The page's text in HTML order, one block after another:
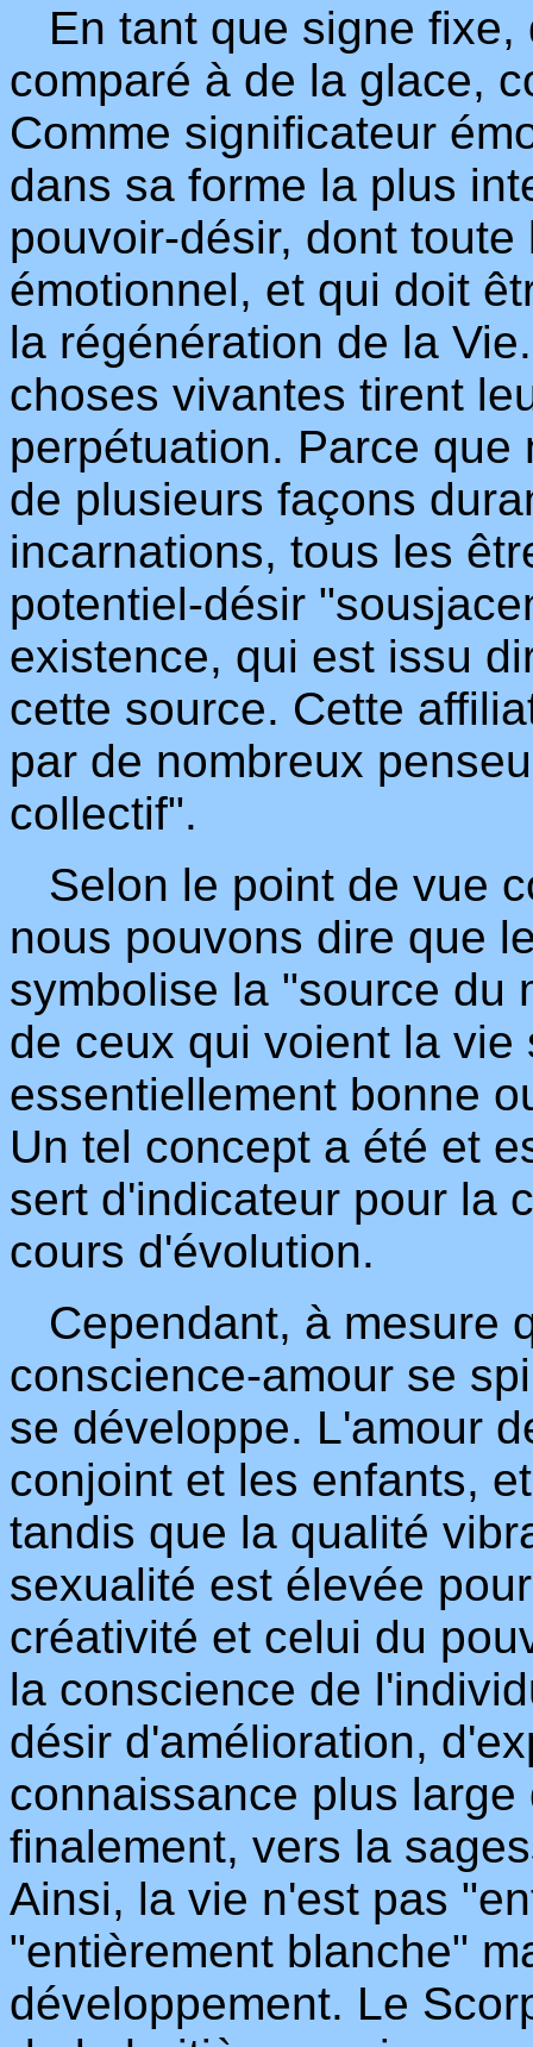
En tant que signe fixe,
comparé à de la glace,
Comme significateur
dans sa forme la plus
pouvoir-désir, dont
émotionnel, et qui doit
la régénération de la
choses vivantes tirent
perpétuation. Parce
de plusieurs façons
incarnations, tous les
potentiel-désir
existence, qui est issu
cette source. Cette
par de nombreux
collectif".
Selon le point de vue
nous pouvons dire que
symbolise la "source du
de ceux qui voient la
essentiellement bonne
Un tel concept a été et
sert d'indicateur pour la
cours d'évolution.
Cependant, à mesure
conscience-amour se
se développe. L'amour
conjoint et les enfants,
tandis que la qualité
sexualité est élevée
créativité et celui du
la conscience de
désir d'amélioration,
connaissance plus
finalement, vers la
Ainsi, la vie n'est pas
"entièrement blanche"
développement. Le